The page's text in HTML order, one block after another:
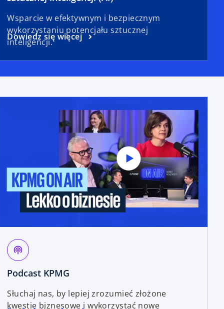
Wsparcie w efektywnym i bezpiecznym
wykorzystaniu potencjału sztucznej
inteligencji.
Dowiedz się więcej
podcasts
Podcast KPMG
Słuchaj nas, by lepiej zrozumieć złożone
kwestie biznesowe i wykorzystać nowe